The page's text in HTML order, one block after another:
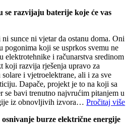
se razvijaju baterije koje će vas
sunce ni vjetar da ostanu doma. Oni
pogonima koji se usprkos svemu ne
elektrotehnike i računarstva sredinom
koji razvija rješenja upravo za
i vjetroelektrane, ali i za sve
Dapače, projekt je to na koji sa
se bavi trenutno najvrućim pitanjem u
iz obnovljivih izvora…Pročitaj više
burze električne energije